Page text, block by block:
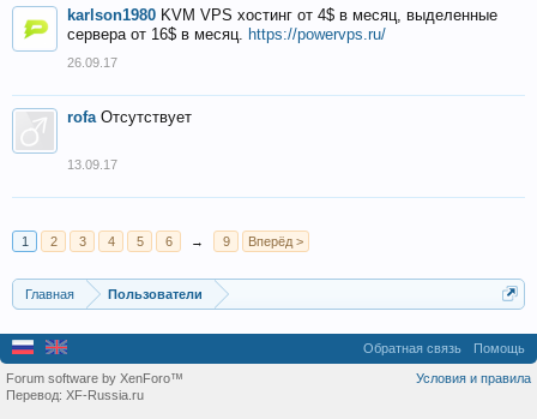
karlson1980 KVM VPS хостинг от 4$ в месяц, выделенные
сервера от 16$ в месяц. https://powervps.ru/
26.09.17
rofa Отсутствует
13.09.17
1 2 3 4 5 6 → 9 Вперёд >
Главная Пользователи
Обратная связь Помощь
Условия и правила
Forum software by XenForo™
Перевод: XF-Russia.ru